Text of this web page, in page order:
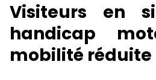
Visiteurs en
handicap
mobilité réduite